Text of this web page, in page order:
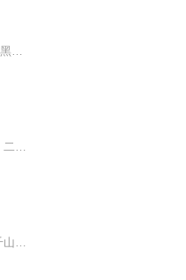
【内容简介】计肇诚第一次发现，世界原来是有阳光的，因为路小凡。计肇诚也第一次害怕，害怕路小凡因他卷入黑暗的泥潭，无法抽身。他逢场作戏，忍痛将她推离自己的世界。他说：“你会遇到更好的男人。”她想了想，抬起头：“除了你，别的男人我都不要。哪...
听说，今天是几万年来火星离地球最近的日子，不知道会不会一个不小心就-碰！呃。。。现在是什么情况？大房、二房、三房，还有家妓，现在连丫鬟也。。。这年头的男人啊-好欠扁！要是她的男人，她才不允-唔，他作什么拿那双迷人的美眸像盯猎物一样盯着她？还为了她，特意在妓院过夜？这。。。这什么跟什么呀！呜呜，早知道她先前就多谈几次恋爱，累积一些经验值，现在也不会在这里全数赔上了自己的感情了！乱了乱了，火星没撞上地球，却撞乱了她的一生，可是，她好象不那么在乎了。。。能不能回去。。。不重要了！
强烈推荐 古风重生复仇：君九龄|彭小冉、金瀚主演同名影视剧原著|精品有声剧 古风嫡女复仇：重生之嫡女祸妃|千山茶客多人有声剧|小夜光&云天河 古风爆笑甜宠：王妃，怎么又怀了！|爆笑甜宠|小夜光&云天河领衔多人剧 古风玄幻复仇：乘鸾 | 小夜光&雪月之下...